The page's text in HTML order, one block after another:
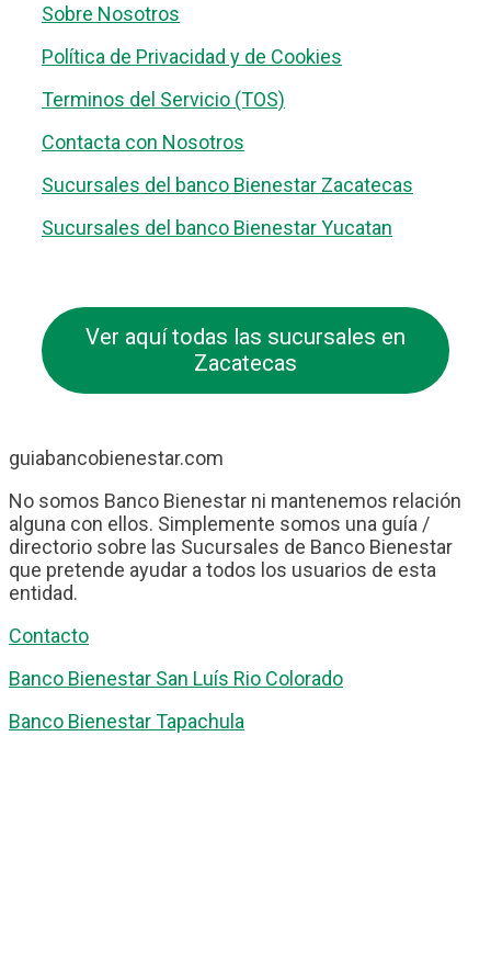
Sobre Nosotros
Política de Privacidad y de Cookies
Terminos del Servicio (TOS)
Contacta con Nosotros
Sucursales del banco Bienestar Zacatecas
Sucursales del banco Bienestar Yucatan
Ver aquí todas las sucursales en
Zacatecas
guiabancobienestar.com
No somos Banco Bienestar ni mantenemos relación
alguna con ellos. Simplemente somos una guía /
directorio sobre las Sucursales de Banco Bienestar
que pretende ayudar a todos los usuarios de esta
entidad.
Contacto
Banco Bienestar San Luís Rio Colorado
Banco Bienestar Tapachula